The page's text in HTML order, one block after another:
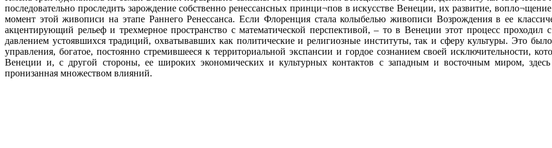
последовательно проследить зарождение собственно ренессансных принци¬пов в искусстве Венеции, их развитие,
момент этой живописи на этапе Раннего Ренессанса. Если Флоренция стала колыбелью живописи Возрождения в ее
акцентирующий рельеф и трехмерное пространство с математической перспективой, – то в Венеции этот процесс
давлением устоявшихся традиций, охватывавших как политические и религиозные институты, так и сферу культуры. Это
управления, богатое, постоянно стремившееся к территориальной экспансии и гордое сознанием своей исключительности,
Венеции и, с другой стороны, ее широких экономических и культурных контактов с западным и восточным миром, здесь
пронизанная множеством влияний.